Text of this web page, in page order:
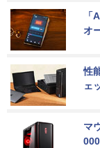
オ
性
ェ
マ